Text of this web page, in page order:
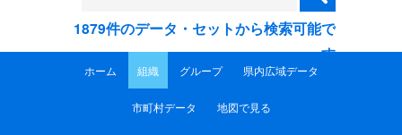
1879件のデータ・セットから検索可能で
す
ホーム 組織 グループ 県内広域データ
市町村データ 地図で見る